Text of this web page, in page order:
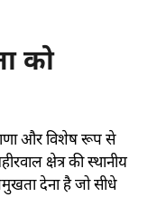
को
और विशेष रूप से
क्षेत्र की स्थानीय
देना है जो सीधे